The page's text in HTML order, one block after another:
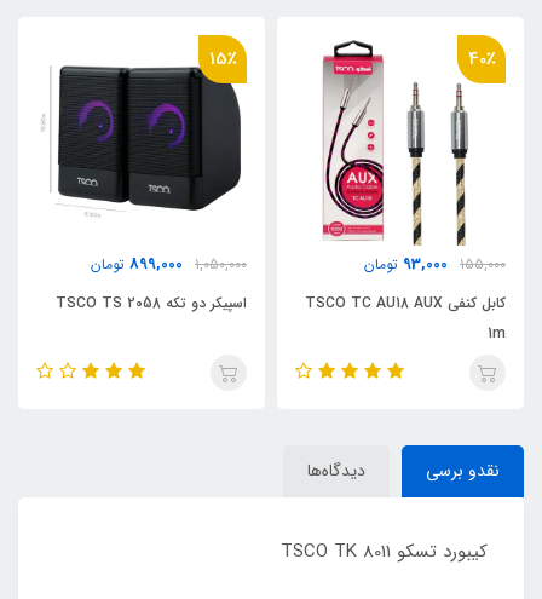
40٪
155,000
93,000 تومان
کابل کنفی TSCO TC AU18 AUX
1m
15٪
1,050,000
899,000 تومان
اسپیکر دو تکه TSCO TS 2058
نقدو برسی دیدگاه‌ها
کیبورد تسکو TSCO TK 8011